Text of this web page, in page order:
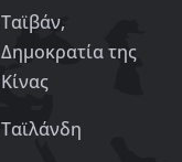
Ταϊβάν,
Δημοκρατία της
Κίνας
Ταϊλάνδη